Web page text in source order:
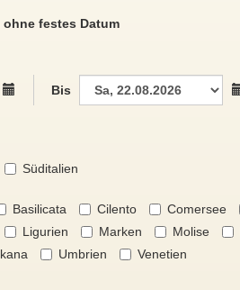
festes Datum
Bis
Süditalien
Basilicata Cilento Comersee
Ligurien Marken Molise
Umbrien Venetien